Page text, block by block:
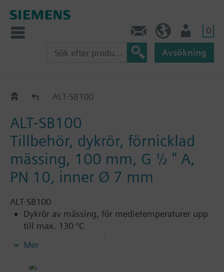
0
Avsökning
Dykrör till RAK--T och RAK--S
ALT-SB100
ALT-SB100
Tillbehör, dykrör, förnicklad
mässing, 100 mm, G ½ " A,
PN 10, inner Ø 7 mm
ALT-SB100
Dykrör av mässing, för medietemperaturer upp
till max. 130 °C
Dykrör av rostfritt stål, för medietemperaturer
upp till max. 350 °C
Mer